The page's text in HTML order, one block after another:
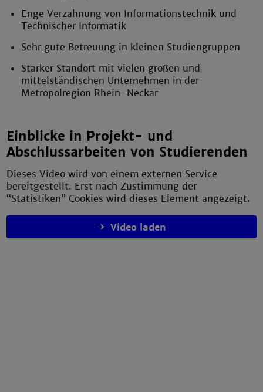
Enge Verzahnung von Informationstechnik und
Technischer Informatik
Sehr gute Betreuung in kleinen Studiengruppen
Starker Standort mit vielen großen und
mittelständischen Unternehmen in der
Metropolregion Rhein-Neckar
Einblicke in Projekt- und
Abschlussarbeiten von Studierenden
Dieses Video wird von einem externen Service
bereitgestellt. Erst nach Zustimmung der
“Statistiken” Cookies wird dieses Element angezeigt.
Video laden